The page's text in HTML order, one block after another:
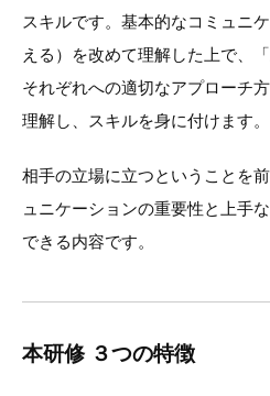
スキルです。基本的なコミュニ
える）を改めて理解した上で、
それぞれへの適切なアプローチ
理解し、スキルを身に付けます。
相手の立場に立つということを
ュニケーションの重要性と上手
できる内容です。
本研修 ３つの特徴